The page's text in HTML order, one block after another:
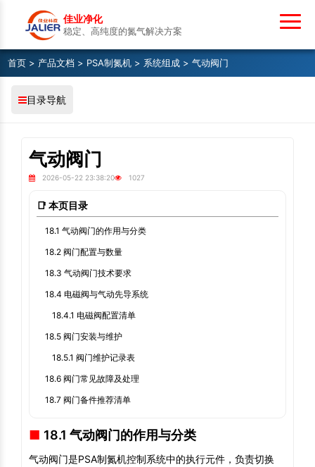
佳业净化
稳定、高纯度的氮气解决方案
首页 > 产品文档 > PSA制氮机 > 系统组成 > 气动阀门
目录导航
气动阀门
2026-05-22 23:38:20 1027
📑 本页目录
18.1 气动阀门的作用与分类
18.2 阀门配置与数量
18.3 气动阀门技术要求
18.4 电磁阀与气动先导系统
18.4.1 电磁阀配置清单
18.5 阀门安装与维护
18.5.1 阀门维护记录表
18.6 阀门常见故障及处理
18.7 阀门备件推荐清单
18.1 气动阀门的作用与分类
气动阀门是PSA制氮机控制系统中的执行元件，负责切换